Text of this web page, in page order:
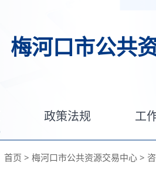
梅河口市公共
政策法规 工
首页 > 梅河口市公共资源交易中心 >